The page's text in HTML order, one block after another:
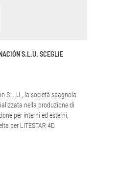
S.L.U. SCEGLIE
S.L.U., la società spagnola
nella produzione di
per interni ed esterni,
per LITESTAR 4D.